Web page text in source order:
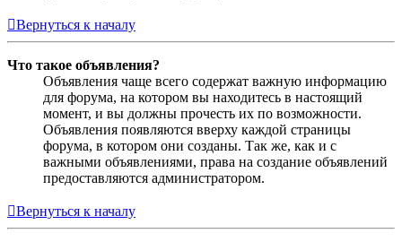
Вернуться к началу
Что такое объявления?
Объявления чаще всего содержат важную информацию
для форума, на котором вы находитесь в настоящий
момент, и вы должны прочесть их по возможности.
Объявления появляются вверху каждой страницы
форума, в котором они созданы. Так же, как и с
важными объявлениями, права на создание объявлений
предоставляются администратором.
Вернуться к началу